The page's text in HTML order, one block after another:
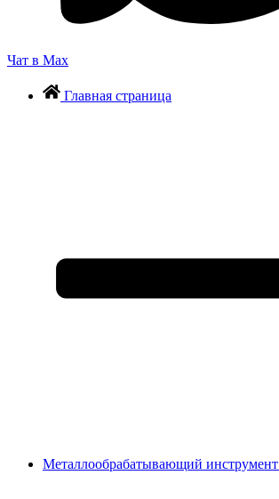
Чат в Max
Главная страница
Металлообрабатывающий инструмент